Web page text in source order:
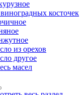
косточек
из орехов
другое
масел